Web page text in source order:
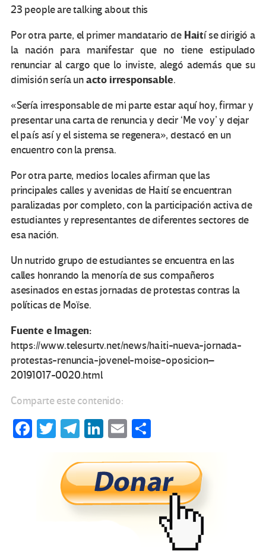
23 people are talking about this
Por otra parte, el primer mandatario de Haití se dirigió a
la nación para manifestar que no tiene estipulado
renunciar al cargo que lo inviste, alegó además que su
dimisión sería unacto irresponsable.
«Sería irresponsable de mi parte estar aquí hoy, firmar y
presentar una carta de renuncia y decir ‘Me voy’ y dejar
el país así y el sistema se regenera», destacó en un
encuentro con la prensa.
Por otra parte, medios locales afirman que las
principales calles y avenidas de Haití se encuentran
paralizadas por completo, con la participación activa de
estudiantes y representantes de diferentes sectores de
esa nación.
Un nutrido grupo de estudiantes se encuentra en las
calles honrando la menoría de sus compañeros
asesinados en estas jornadas de protestas contras la
políticas de Moïse.
Fuente e Imagen:
https://www.telesurtv.net/news/haiti-nueva-jornada-
protestas-renuncia-jovenel-moise-oposicion–
20191017-0020.html
Comparte este contenido:
Fa T
tt
er
Te
gr
a
m
Li
ke
dI
n
E
ail m
p
ar
tir